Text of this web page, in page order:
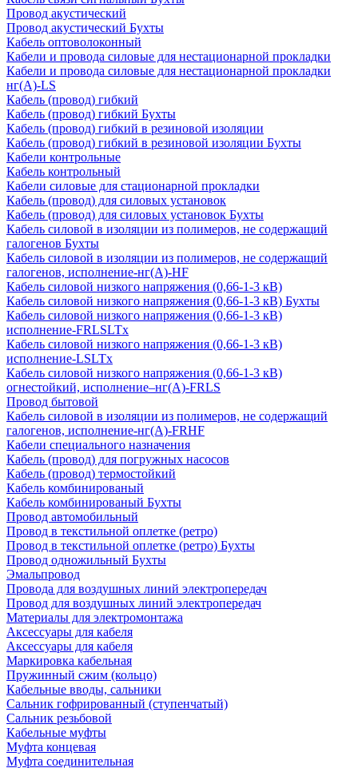
Провод акустический
Провод акустический Бухты
Кабель оптоволоконный
Кабели и провода силовые для нестационарной прокладки
Кабели и провода силовые для нестационарной прокладки
нг(А)-LS
Кабель (провод) гибкий
Кабель (провод) гибкий Бухты
Кабель (провод) гибкий в резиновой изоляции
Кабель (провод) гибкий в резиновой изоляции Бухты
Кабели контрольные
Кабель контрольный
Кабели силовые для стационарной прокладки
Кабель (провод) для силовых установок
Кабель (провод) для силовых установок Бухты
Кабель силовой в изоляции из полимеров, не содержащий
галогенов Бухты
Кабель силовой в изоляции из полимеров, не содержащий
галогенов, исполнение-нг(А)-HF
Кабель силовой низкого напряжения (0,66-1-3 кВ)
Кабель силовой низкого напряжения (0,66-1-3 кВ) Бухты
Кабель силовой низкого напряжения (0,66-1-3 кВ)
исполнение-FRLSLTx
Кабель силовой низкого напряжения (0,66-1-3 кВ)
исполнение-LSLTx
Кабель силовой низкого напряжения (0,66-1-3 кВ)
огнестойкий, исполнение–нг(А)-FRLS
Провод бытовой
Кабель силовой в изоляции из полимеров, не содержащий
галогенов, исполнение-нг(А)-FRHF
Кабели специального назначения
Кабель (провод) для погружных насосов
Кабель (провод) термостойкий
Кабель комбинированый
Кабель комбинированый Бухты
Провод автомобильный
Провод в текстильной оплетке (ретро)
Провод в текстильной оплетке (ретро) Бухты
Провод одножильный Бухты
Эмальпровод
Провода для воздушных линий электропередач
Провод для воздушных линий электропередач
Материалы для электромонтажа
Аксессуары для кабеля
Аксессуары для кабеля
Маркировка кабельная
Пружинный сжим (кольцо)
Кабельные вводы, сальники
Сальник гофрированный (ступенчатый)
Сальник резьбовой
Кабельные муфты
Муфта концевая
Муфта соединительная